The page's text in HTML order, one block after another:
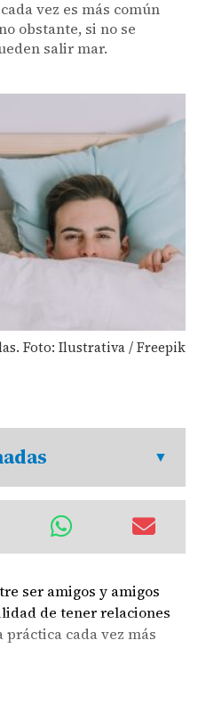
vez es más común
obstante, si no se
salir mar.
Foto: Ilustrativa / Freepik
ser amigos y amigos
de tener relaciones
cada vez más